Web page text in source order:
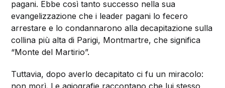
pagani. Ebbe così tanto successo nella sua
evangelizzazione che i leader pagani lo fecero
arrestare e lo condannarono alla decapitazione sulla
collina più alta di Parigi, Montmartre, che significa
“Monte del Martirio”.
Tuttavia, dopo averlo decapitato ci fu un miracolo: